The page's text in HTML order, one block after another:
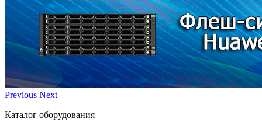
Previous Next
Каталог оборудования